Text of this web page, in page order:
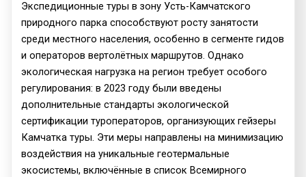
Экспедиционные туры в зону Усть-Камчатского
природного парка способствуют росту занятости
среди местного населения, особенно в сегменте гидов
и операторов вертолётных маршрутов. Однако
экологическая нагрузка на регион требует особого
регулирования: в 2023 году были введены
дополнительные стандарты экологической
сертификации туроператоров, организующих гейзеры
Камчатка туры. Эти меры направлены на минимизацию
воздействия на уникальные геотермальные
экосистемы, включённые в список Всемирного